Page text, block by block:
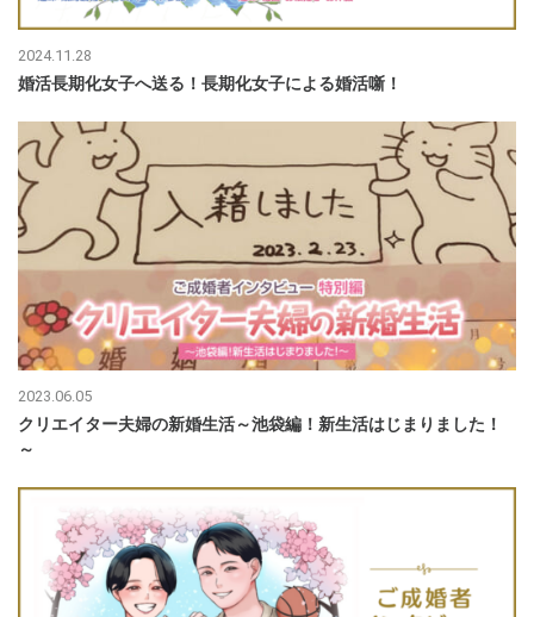
2024.11.28
婚活長期化女子へ送る！長期化女子による婚活噺！
2023.06.05
クリエイター夫婦の新婚生活～池袋編！新生活はじまりました！
～